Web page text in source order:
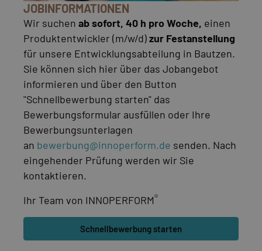
JOBINFORMATIONEN
Wir suchen ab sofort, 40 h pro Woche, einen
Produktentwickler (m/w/d)zur Festanstellung
für unsere Entwicklungsabteilung in Bautzen.
Sie können sich hier über das Jobangebot
informieren und über den Button
"Schnellbewerbung starten" das
Bewerbungsformular ausfüllen oder Ihre
Bewerbungsunterlagen
an bewerbung@innoperform.de senden. Nach
eingehender Prüfung werden wir Sie
kontaktieren.
Ihr Team von INNOPERFORM®
Schnellbewerbung starten